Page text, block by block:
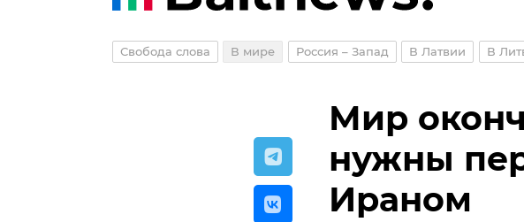
Свобода слова В мире Россия – Запад В Латвии В
Мир
нужны
Ираном